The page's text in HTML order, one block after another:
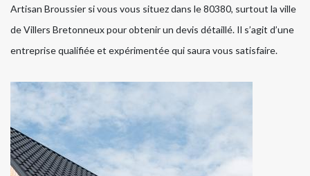
Artisan Broussier si vous vous situez dans le 80380, surtout la ville
de Villers Bretonneux pour obtenir un devis détaillé. Il s’agit d’une
entreprise qualifiée et expérimentée qui saura vous satisfaire.